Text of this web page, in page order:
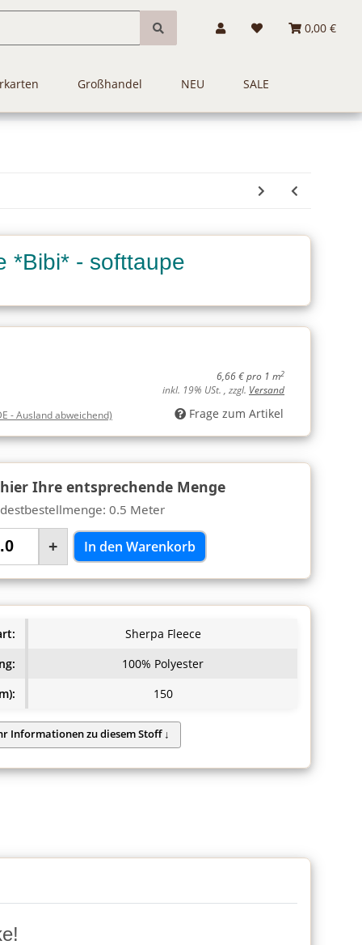
0,00 €
Großhandel NEU SALE
*Bibi* - softtaupe
6,66 € pro 1 m2
inkl. 19% USt. , zzgl. Versand
- Ausland abweichend) Frage zum Artikel
Ihre entsprechende Menge
0.5 Meter
+ In den Warenkorb
Sherpa Fleece
100% Polyester
150